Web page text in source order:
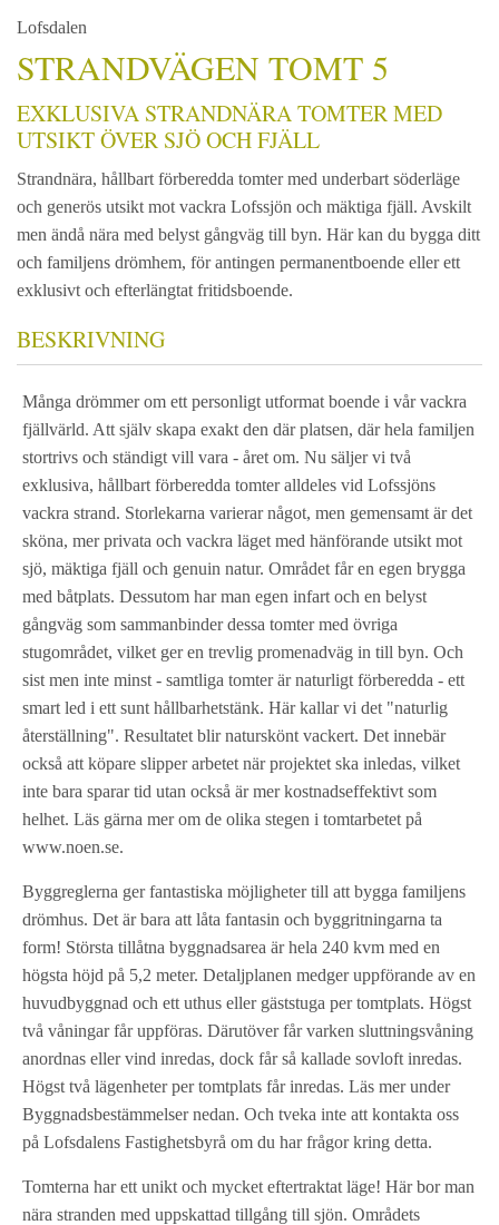
Lofsdalen
STRANDVÄGEN TOMT 5
EXKLUSIVA STRANDNÄRA TOMTER MED
UTSIKT ÖVER SJÖ OCH FJÄLL
Strandnära, hållbart förberedda tomter med underbart söderläge
och generös utsikt mot vackra Lofssjön och mäktiga fjäll. Avskilt
men ändå nära med belyst gångväg till byn. Här kan du bygga ditt
och familjens drömhem, för antingen permanentboende eller ett
exklusivt och efterlängtat fritidsboende.
BESKRIVNING
Många drömmer om ett personligt utformat boende i vår vackra
fjällvärld. Att själv skapa exakt den där platsen, där hela familjen
stortrivs och ständigt vill vara - året om. Nu säljer vi två
exklusiva, hållbart förberedda tomter alldeles vid Lofssjöns
vackra strand. Storlekarna varierar något, men gemensamt är det
sköna, mer privata och vackra läget med hänförande utsikt mot
sjö, mäktiga fjäll och genuin natur. Området får en egen brygga
med båtplats. Dessutom har man egen infart och en belyst
gångväg som sammanbinder dessa tomter med övriga
stugområdet, vilket ger en trevlig promenadväg in till byn. Och
sist men inte minst - samtliga tomter är naturligt förberedda - ett
smart led i ett sunt hållbarhetstänk. Här kallar vi det "naturlig
återställning". Resultatet blir naturskönt vackert. Det innebär
också att köpare slipper arbetet när projektet ska inledas, vilket
inte bara sparar tid utan också är mer kostnadseffektivt som
helhet. Läs gärna mer om de olika stegen i tomtarbetet på
www.noen.se.
Byggreglerna ger fantastiska möjligheter till att bygga familjens
drömhus. Det är bara att låta fantasin och byggritningarna ta
form! Största tillåtna byggnadsarea är hela 240 kvm med en
högsta höjd på 5,2 meter. Detaljplanen medger uppförande av en
huvudbyggnad och ett uthus eller gäststuga per tomtplats. Högst
två våningar får uppföras. Därutöver får varken sluttningsvåning
anordnas eller vind inredas, dock får så kallade sovloft inredas.
Högst två lägenheter per tomtplats får inredas. Läs mer under
Byggnadsbestämmelser nedan. Och tveka inte att kontakta oss
på Lofsdalens Fastighetsbyrå om du har frågor kring detta.
Tomterna har ett unikt och mycket eftertraktat läge! Här bor man
nära stranden med uppskattad tillgång till sjön. Områdets